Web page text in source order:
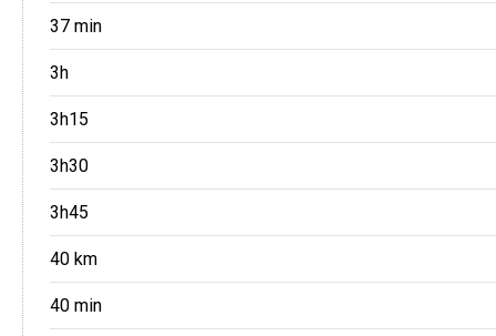
37 min
3h
3h15
3h30
3h45
40 km
40 min